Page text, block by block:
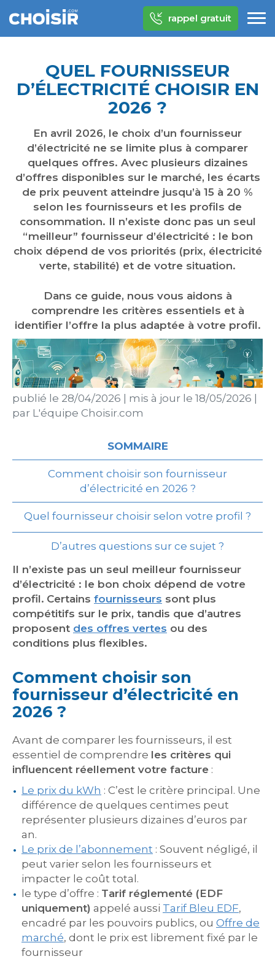
rappel gratuit
QUEL FOURNISSEUR
D’ÉLECTRICITÉ CHOISIR EN
2026 ?
En avril 2026, le choix d’un fournisseur
d’électricité ne se limite plus à comparer
quelques offres. Avec plusieurs dizaines
d’offres disponibles sur le marché, les écarts
de prix peuvent atteindre jusqu’à 15 à 20 %
selon les fournisseurs et les profils de
consommation. Il n’existe donc pas un seul
“meilleur” fournisseur d’électricité : le bon
choix dépend de vos priorités (prix, électricité
verte, stabilité) et de votre situation.
Dans ce guide, nous vous aidons à
comprendre les critères essentiels et à
identifier l’offre la plus adaptée à votre profil.
publié le 28/04/2026 mis à jour le 18/05/2026
par L'équipe Choisir.com
SOMMAIRE
Comment choisir son fournisseur
d’électricité en 2026 ?
Quel fournisseur choisir selon votre profil ?
D’autres questions sur ce sujet ?
Il n’existe pas un seul meilleur fournisseur
d’électricité : le bon choix dépend de votre
profil. Certains fournisseurs sont plus
compétitifs sur le prix, tandis que d’autres
proposent des offres vertes ou des
conditions plus flexibles.
Comment choisir son
fournisseur d’électricité en
2026 ?
Avant de comparer les fournisseurs, il est
essentiel de comprendre les critères qui
influencent réellement votre facture :
Le prix du kWh : C’est le critère principal. Une
différence de quelques centimes peut
représenter plusieurs dizaines d’euros par
an.
Le prix de l’abonnement : Souvent négligé, il
peut varier selon les fournisseurs et
impacter le coût total.
le type d’offre : Tarif réglementé (EDF
uniquement) appelé aussi Tarif Bleu EDF,
encadré par les pouvoirs publics, ou Offre de
marché, dont le prix est librement fixé par le
fournisseur